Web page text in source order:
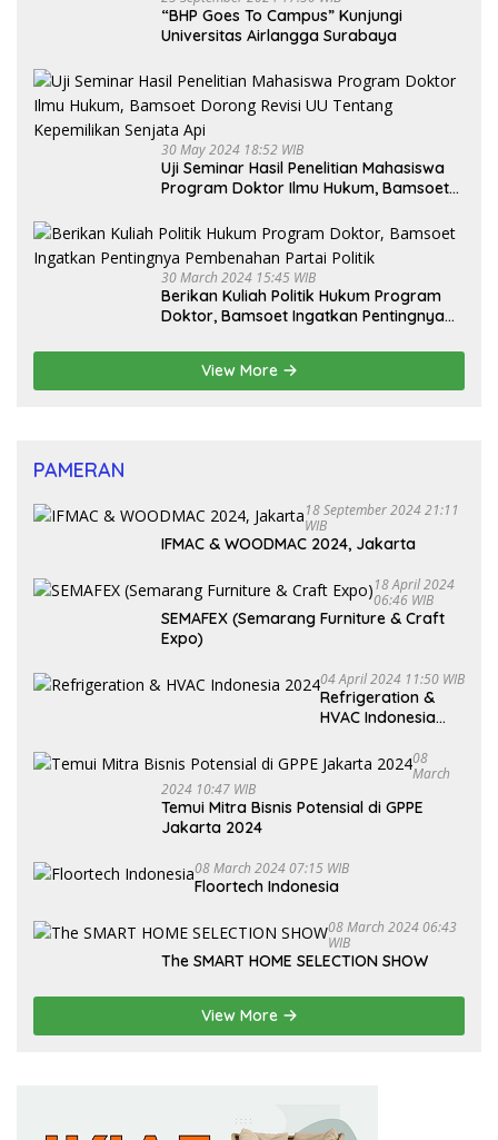
“BHP Goes To Campus” Kunjungi
Universitas Airlangga Surabaya
30 May 2024 18:52 WIB
Uji Seminar Hasil Penelitian Mahasiswa
Program Doktor Ilmu Hukum, Bamsoet
Senjata Api
30 March 2024 15:45 WIB
Berikan Kuliah Politik Hukum Program
Doktor, Bamsoet Ingatkan Pentingnya
View More
PAMERAN
18 September 2024 21:11
WIB
IFMAC & WOODMAC 2024, Jakarta
18 April 2024
06:46 WIB
SEMAFEX (Semarang Furniture & Craft
Expo)
04 April 2024 11:50 WIB
Refrigeration &
HVAC Indonesia
08
March
2024 10:47 WIB
Temui Mitra Bisnis Potensial di GPPE
Jakarta 2024
08 March 2024 07:15 WIB
Floortech Indonesia
08 March 2024 06:43
WIB
The SMART HOME SELECTION SHOW
View More